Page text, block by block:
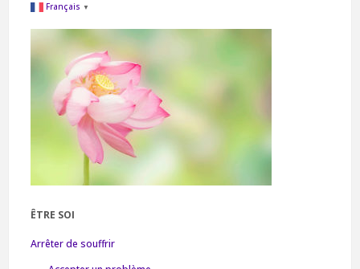
Français ▼
ÊTRE SOI
Arrêter de souffrir